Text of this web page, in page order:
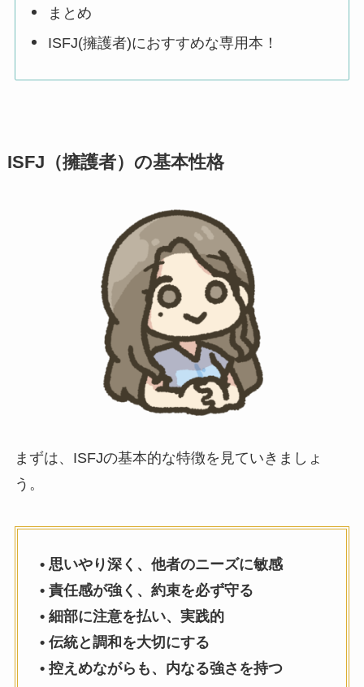
まとめ
ISFJ(擁護者)におすすめな専用本！
ISFJ（擁護者）の基本性格
まずは、ISFJの基本的な特徴を見ていきましょ
う。
• 思いやり深く、他者のニーズに敏感
• 責任感が強く、約束を必ず守る
• 細部に注意を払い、実践的
• 伝統と調和を大切にする
• 控えめながらも、内なる強さを持つ